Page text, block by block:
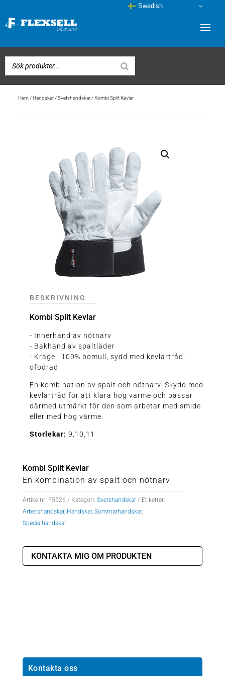
Hem/Handskar/Svetshandskar/ Kombi Split Kevlar
BESKRIVNING
Kombi Split Kevlar
- Innerhand av nötnarv
- Bakhand av spaltläder
- Krage i 100% bomull, sydd med kevlartråd,
ofodrad
En kombination av spalt och nötnarv. Skydd med
kevlartråd för att klara hög värme och passar
därmed utmärkt för den som arbetar med smide
eller med hög värme.
Storlekar: 9,10,11
Kombi Split Kevlar
En kombination av spalt och nötnarv
Artikelnr: F5526 Kategori: Svetshandskar
Etiketter:
Arbetshandskar, Handskar, Sommarhandskar,
Specialhandskar
KONTAKTA MIG OM PRODUKTEN
Kontakta oss
Swedish